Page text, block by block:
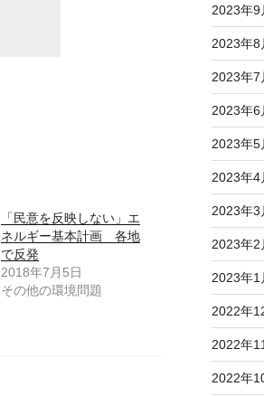
「民意を反映しない」エ
ネルギー基本計画 各地
で反発
2018年7月5日
その他の環境問題
2023年9
2023年8
2023年7
2023年6
2023年5
2023年4
2023年3
2023年2
2023年1
2022年
2022年
2022年